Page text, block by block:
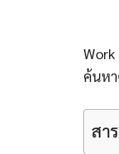
ค้นห
สา